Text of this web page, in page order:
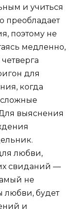
и учиться
преобладает
поэтому не
медленно,
для
когда
выяснения
любви,
свиданий —
не
любви, будет
и